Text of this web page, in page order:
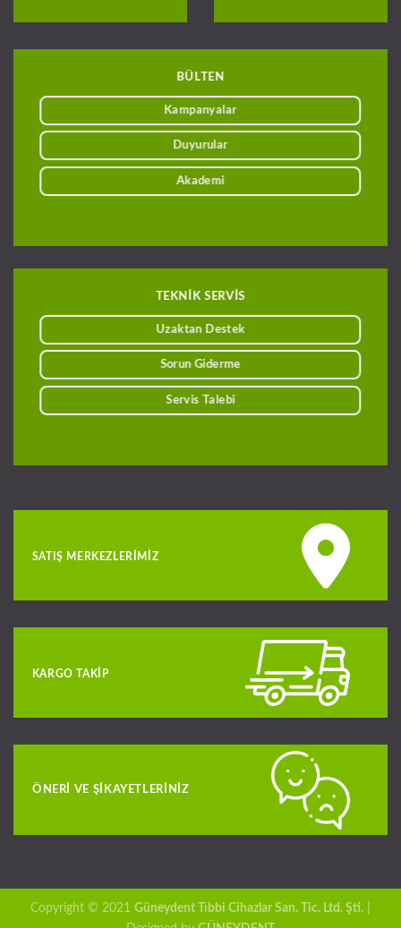
BÜLTEN
Kampanyalar
Duyurular
Akademi
TEKNİK SERVİS
Uzaktan Destek
Sorun Giderme
Servis Talebi
SATIŞ MERKEZLERIMIZ
KARGO TAKIP
ÖNERI VE ŞIKAYETLERINIZ
Copyright © 2021 Güneydent Tıbbi Cihazlar San. Tic. Ltd. Şti.